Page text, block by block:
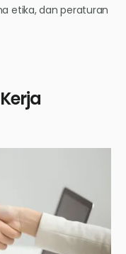
etika, dan peraturan